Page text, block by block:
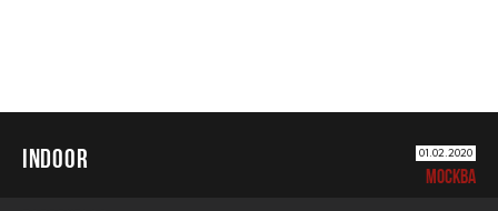
INDOOR 01.02.2020
МОСКВА